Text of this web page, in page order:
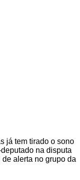
já tem tirado o sono
na disputa
alerta no grupo da